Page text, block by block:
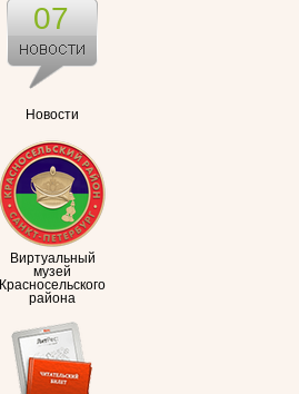
Новости
07
Виртуальный
музей
Красносельского
района